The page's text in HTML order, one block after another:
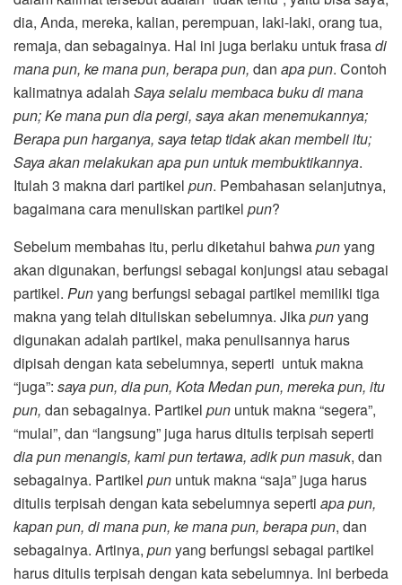
dia, Anda, mereka, kalian, perempuan, laki-laki, orang tua,
remaja, dan sebagainya. Hal ini juga berlaku untuk frasadi
mana pun, ke mana pun, berapa pun, dan apa pun. Contoh
kalimatnya adalah Saya selalu membaca buku di mana
pun; Ke mana pun dia pergi, saya akan menemukannya;
Berapa pun harganya, saya tetap tidak akan membeli itu;
Saya akan melakukan apa pun untuk membuktikannya.
Itulah 3 makna dari partikel pun. Pembahasan selanjutnya,
bagaimana cara menuliskan partikel pun?
Sebelum membahas itu, perlu diketahui bahwapunyang
akan digunakan, berfungsi sebagai konjungsi atau sebagai
partikel. Punyang berfungsi sebagai partikel memiliki tiga
makna yang telah dituliskan sebelumnya. Jikapunyang
digunakan adalah partikel, maka penulisannya harus
dipisah dengan kata sebelumnya, seperti untuk makna
“juga”: saya pun, dia pun, Kota Medan pun, mereka pun, itu
pun, dan sebagainya. Partikel pun untuk makna “segera”,
“mulai”, dan “langsung” juga harus ditulis terpisah seperti
dia pun menangis, kami pun tertawa, adik pun masuk, dan
sebagainya. Partikel pun untuk makna “saja” juga harus
ditulis terpisah dengan kata sebelumnya seperti apa pun,
kapan pun, di mana pun, ke mana pun, berapa pun, dan
sebagainya. Artinya, punyang berfungsi sebagai partikel
harus ditulis terpisah dengan kata sebelumnya. Ini berbeda